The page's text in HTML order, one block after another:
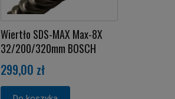
Wiertło SDS-MAX Max-8X
32/200/320mm BOSCH
299,00 zł